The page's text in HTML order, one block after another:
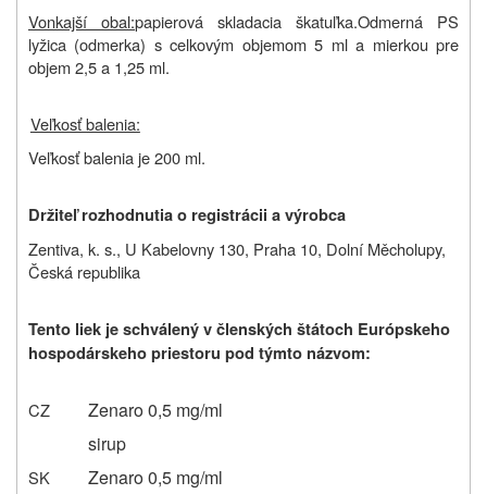
Vonkajší obal:papierová skladacia škatuľka.Odmerná PS
lyžica (odmerka) s celkovým objemom 5 ml a mierkou pre
objem 2,5 a 1,25 ml.
Veľkosť balenia:
Veľkosť balenia je200 ml.
Držiteľ rozhodnutia o registrácii a výrobca
Zentiva, k. s., U Kabelovny 130, Praha 10, Dolní Měcholupy,
Česká republika
Tento liek je schválený v členských štátoch Európskeho
hospodárskeho priestoru pod týmto názvom:
CZ
Zenaro 0,5 mg/ml
sirup
SK
Zenaro 0,5 mg/ml